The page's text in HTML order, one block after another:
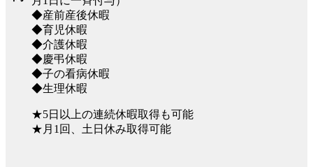
◆産前産後休暇
◆育児休暇
◆介護休暇
◆慶弔休暇
◆子の看病休暇
◆生理休暇
★5日以上の連続休暇取得も可能
★月1回、土日休み取得可能